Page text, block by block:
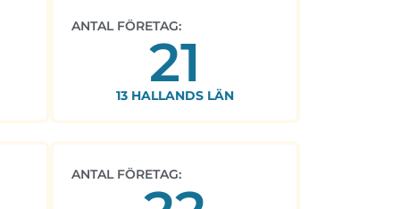
ANTAL FÖRETAG:
21
13 HALLANDS LÄN
ANTAL FÖRETAG: